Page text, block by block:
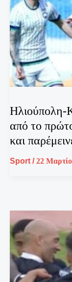
Ηλιούπολη-
από το
και
Sport /22